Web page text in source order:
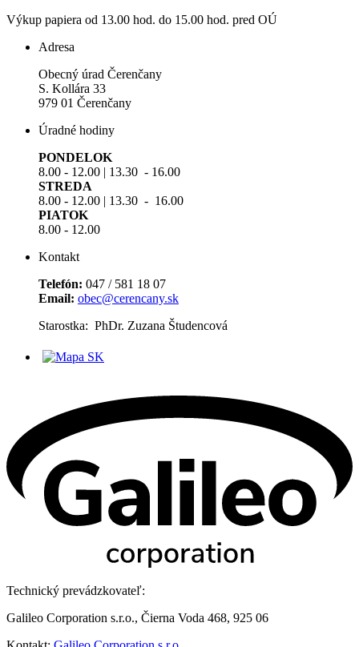
Výkup papiera od 13.00 hod. do 15.00 hod. pred OÚ
Adresa
Obecný úrad Čerenčany
S. Kollára 33
979 01 Čerenčany
Úradné hodiny
PONDELOK
8.00 - 12.00 | 13.30 - 16.00
STREDA
8.00 - 12.00 | 13.30 - 16.00
PIATOK
8.00 - 12.00
Kontakt
Telefón: 047 / 581 18 07
Email: obec@cerencany.sk
Starostka: PhDr. Zuzana Študencová
Technický prevádzkovateľ:
Galileo Corporation s.r.o., Čierna Voda 468, 925 06